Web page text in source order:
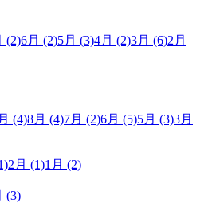
(2)6月 (2)5月 (3)4月 (2)3月 (6)2月
(4)8月 (4)7月 (2)6月 (5)5月 (3)3月
2月 (1)1月 (2)
(3)